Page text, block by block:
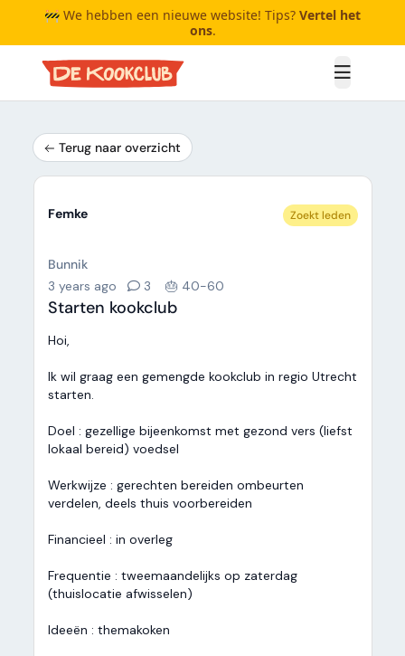
🚧 We hebben een nieuwe website! Tips? Vertel het
ons.
Open
Terug naar overzicht
Femke Zoekt leden
Bunnik
3 years ago
3 🎂 40-60
Starten kookclub
Hoi,
Ik wil graag een gemengde kookclub in regio Utrecht
starten.
Doel : gezellige bijeenkomst met gezond vers (liefst
lokaal bereid) voedsel
Werkwijze : gerechten bereiden ombeurten
verdelen, deels thuis voorbereiden
Financieel : in overleg
Frequentie : tweemaandelijks op zaterdag
(thuislocatie afwisselen)
Ideeën : themakoken